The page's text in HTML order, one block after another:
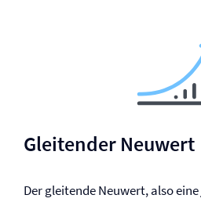
Gleitender Neuwert
Der gleitende Neuwert, also eine